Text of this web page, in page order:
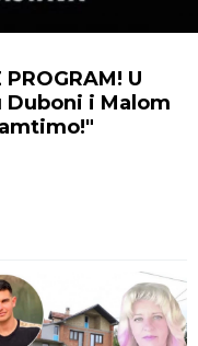
PROGRAM! U
Duboni i Malom